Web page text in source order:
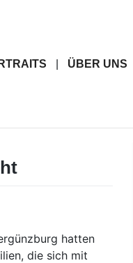
ÜBER UNS
hatten
die sich mit